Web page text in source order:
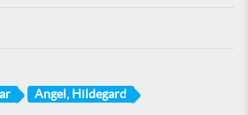
Angel, Hildegard